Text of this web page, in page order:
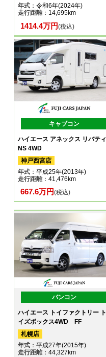
年式 ：令和6年(2024年)
走行距離：14,695km
1414.4万円(税込)
キャブコン
ハイエース アネックス リバティ
NS 4WD
神戸西宮店
年式 ：平成25年(2013年)
走行距離：41,476km
667.6万円(税込)
バンコン
ハイエース トイファクトリー ト
イズボックス4WD FF
札幌店
年式 ：平成27年(2015年)
走行距離：44,327km